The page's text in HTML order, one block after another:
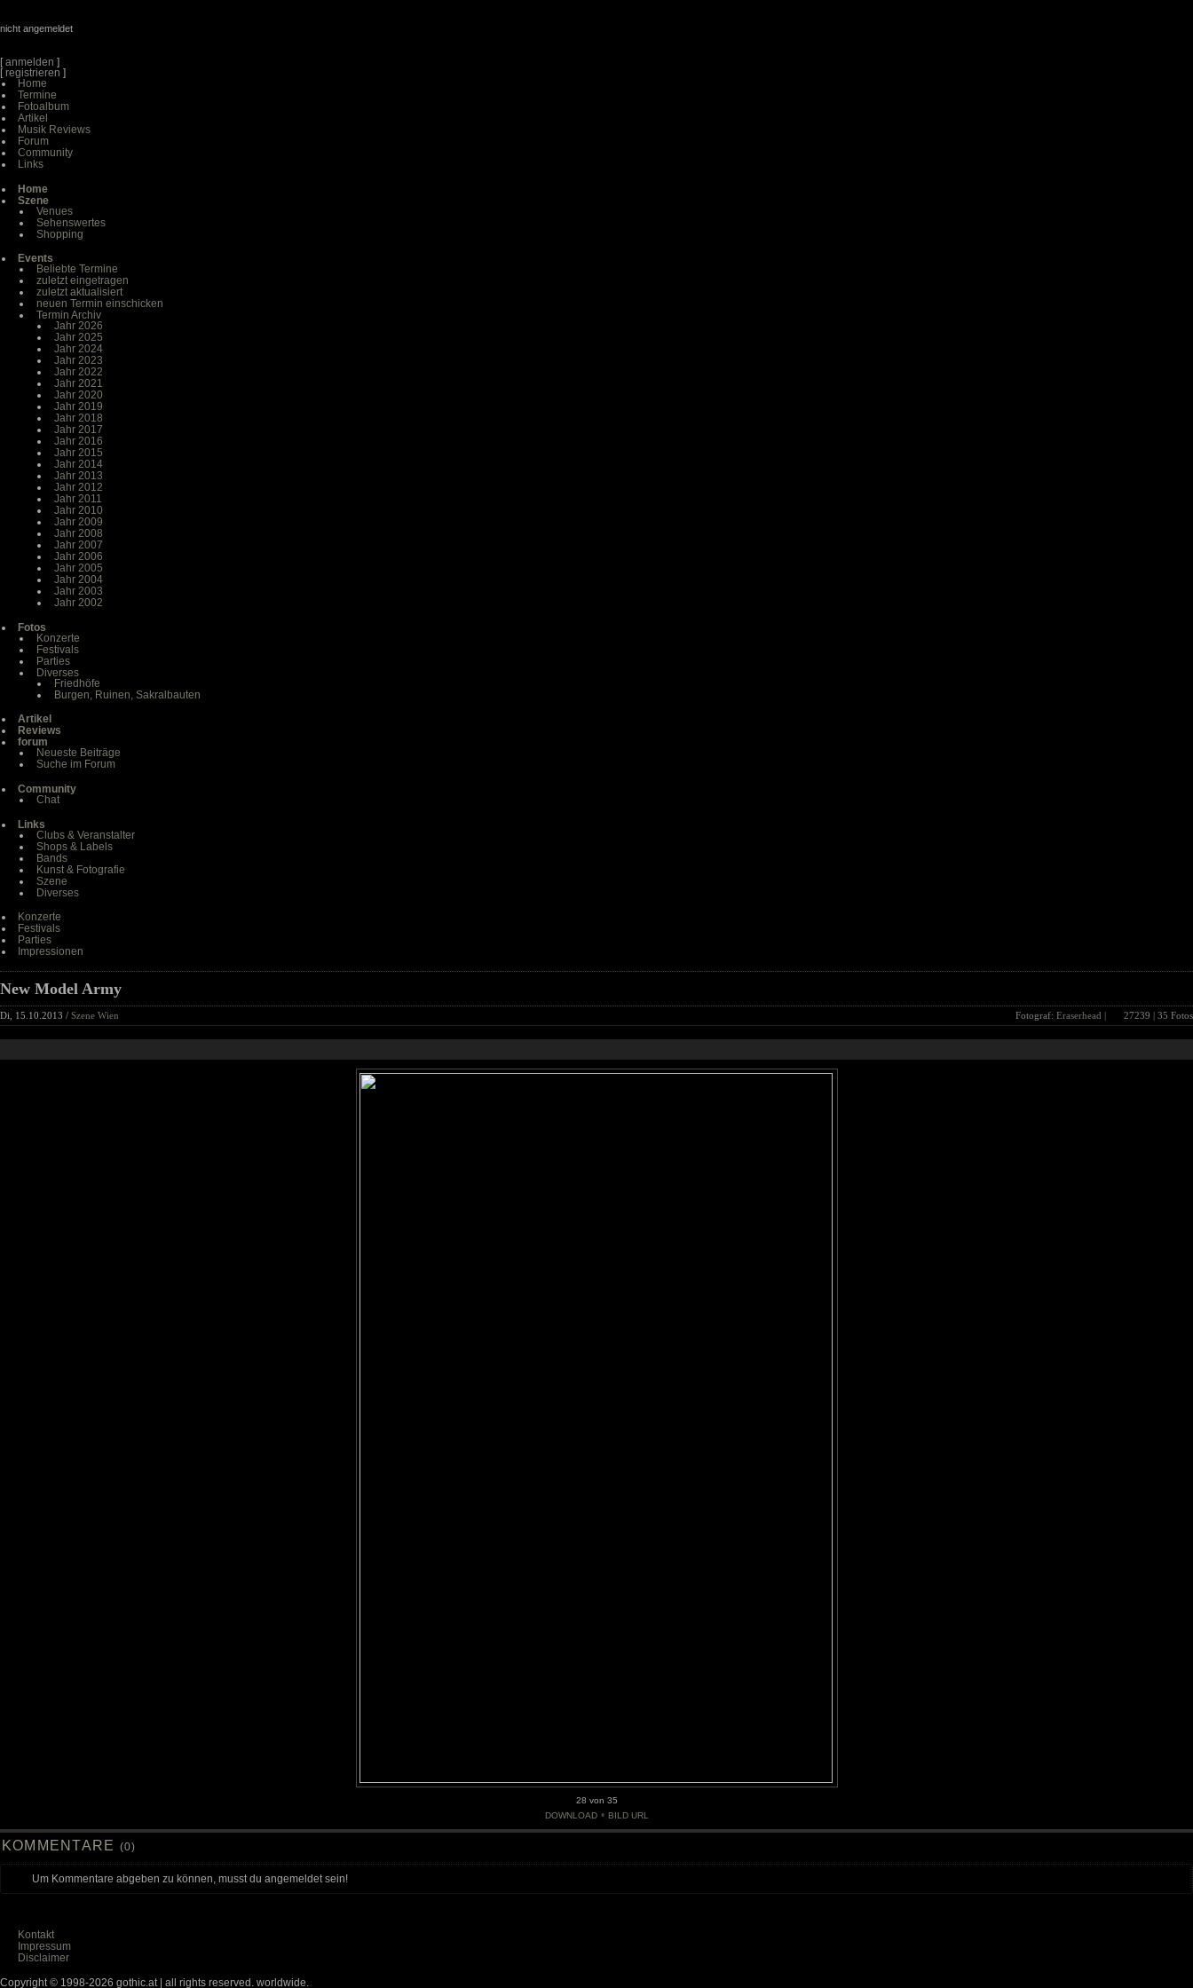
nicht angemeldet
[anmelden ]
[registrieren ]
Home
Termine
Fotoalbum
Artikel
Musik Reviews
Forum
Community
Links
Home
Szene
Venues
Sehenswertes
Shopping
Events
Beliebte Termine
zuletzt eingetragen
zuletzt aktualisiert
neuen Termin einschicken
Termin Archiv
Jahr 2026
Jahr 2025
Jahr 2024
Jahr 2023
Jahr 2022
Jahr 2021
Jahr 2020
Jahr 2019
Jahr 2018
Jahr 2017
Jahr 2016
Jahr 2015
Jahr 2014
Jahr 2013
Jahr 2012
Jahr 2011
Jahr 2010
Jahr 2009
Jahr 2008
Jahr 2007
Jahr 2006
Jahr 2005
Jahr 2004
Jahr 2003
Jahr 2002
Fotos
Konzerte
Festivals
Parties
Diverses
Friedhöfe
Burgen, Ruinen, Sakralbauten
Artikel
Reviews
forum
Neueste Beiträge
Suche im Forum
Community
Chat
Links
Clubs & Veranstalter
Shops & Labels
Bands
Kunst & Fotografie
Szene
Diverses
Konzerte
Festivals
Parties
Impressionen
New Model Army
Di, 15.10.2013 / Szene Wien Fotograf: Eraserhead | 27239 | 35 Fotos
28 von 35
DOWNLOAD • BILD URL
KOMMENTARE (0)
Um Kommentare abgeben zu können, musst du angemeldet sein!
Kontakt
Impressum
Disclaimer
Copyright © 1998-2026 gothic.at | all rights reserved. worldwide.